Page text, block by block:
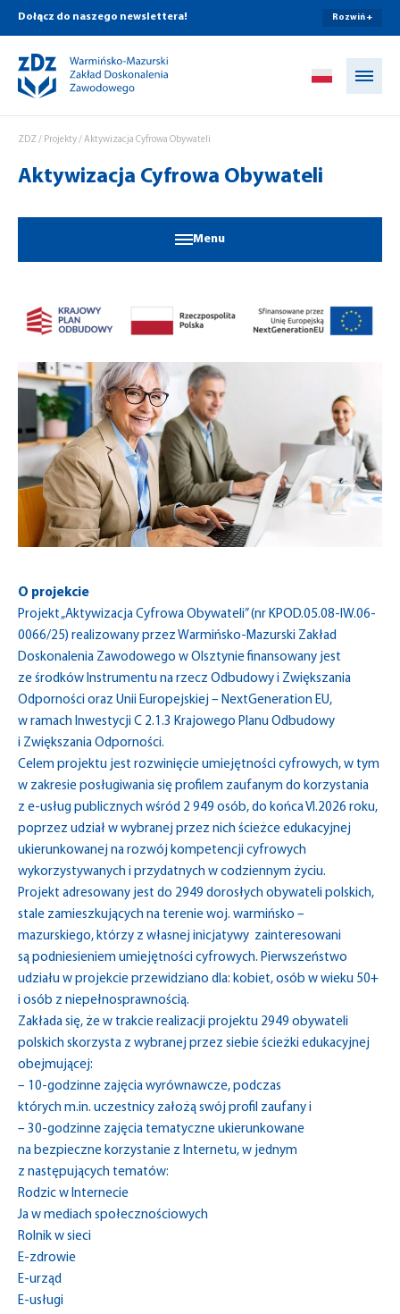
Dołącz do naszego newslettera! Rozwiń +
ZDZ/ Projekty/ Aktywizacja Cyfrowa Obywateli
Aktywizacja Cyfrowa Obywateli
Menu
O projekcie
Projekt „Aktywizacja Cyfrowa Obywateli” (nr KPOD.05.08-IW.06-
0066/25) realizowany przez Warmińsko-Mazurski Zakład
Doskonalenia Zawodowego w Olsztynie finansowany jest
ze środków Instrumentu na rzecz Odbudowy i Zwiększania
Odporności oraz Unii Europejskiej – NextGeneration EU,
w ramach Inwestycji C 2.1.3 Krajowego Planu Odbudowy
i Zwiększania Odporności.
Celem projektu jest rozwinięcie umiejętności cyfrowych, w tym
w zakresie posługiwania się profilem zaufanym do korzystania
z e-usług publicznych wśród 2 949 osób, do końca VI.2026 roku,
poprzez udział w wybranej przez nich ścieżce edukacyjnej
ukierunkowanej na rozwój kompetencji cyfrowych
wykorzystywanych i przydatnych w codziennym życiu.
Projekt adresowany jest do 2949 dorosłych obywateli polskich,
stale zamieszkujących na terenie woj. warmińsko –
mazurskiego, którzy z własnej inicjatywy zainteresowani
są podniesieniem umiejętności cyfrowych. Pierwszeństwo
udziału w projekcie przewidziano dla: kobiet, osób w wieku 50+
i osób z niepełnosprawnością.
Zakłada się, że w trakcie realizacji projektu 2949 obywateli
polskich skorzysta z wybranej przez siebie ścieżki edukacyjnej
obejmującej:
– 10-godzinne zajęcia wyrównawcze, podczas
których m.in. uczestnicy założą swój profil zaufany i
– 30-godzinne zajęcia tematyczne ukierunkowane
na bezpieczne korzystanie z Internetu, w jednym
z następujących tematów:
Rodzic w Internecie
Ja w mediach społecznościowych
Rolnik w sieci
E-zdrowie
E-urząd
E-usługi